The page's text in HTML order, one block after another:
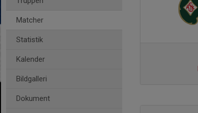
Matcher
Statistik
Kalender
Bildgalleri
Dokument